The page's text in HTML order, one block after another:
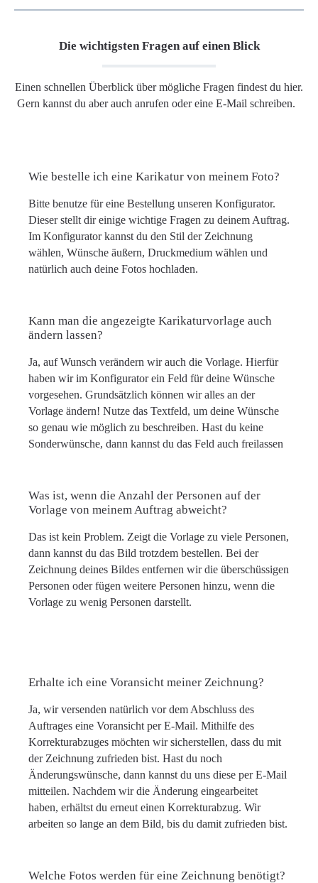
Die wichtigsten Fragen auf einen Blick
Einen schnellen Überblick über mögliche Fragen findest du hier.
Gern kannst du aber auch anrufen oder eine E-Mail schreiben.
Wie bestelle ich eine Karikatur von meinem Foto?
Bitte benutze für eine Bestellung unseren Konfigurator.
Dieser stellt dir einige wichtige Fragen zu deinem Auftrag.
Im Konfigurator kannst du den Stil der Zeichnung
wählen, Wünsche äußern, Druckmedium wählen und
natürlich auch deine Fotos hochladen.
Kann man die angezeigte Karikaturvorlage auch
ändern lassen?
Ja, auf Wunsch verändern wir auch die Vorlage. Hierfür
haben wir im Konfigurator ein Feld für deine Wünsche
vorgesehen. Grundsätzlich können wir alles an der
Vorlage ändern! Nutze das Textfeld, um deine Wünsche
so genau wie möglich zu beschreiben. Hast du keine
Sonderwünsche, dann kannst du das Feld auch freilassen
Was ist, wenn die Anzahl der Personen auf der
Vorlage von meinem Auftrag abweicht?
Das ist kein Problem. Zeigt die Vorlage zu viele Personen,
dann kannst du das Bild trotzdem bestellen. Bei der
Zeichnung deines Bildes entfernen wir die überschüssigen
Personen oder fügen weitere Personen hinzu, wenn die
Vorlage zu wenig Personen darstellt.
Erhalte ich eine Voransicht meiner Zeichnung?
Ja, wir versenden natürlich vor dem Abschluss des
Auftrages eine Voransicht per E-Mail. Mithilfe des
Korrekturabzuges möchten wir sicherstellen, dass du mit
der Zeichnung zufrieden bist. Hast du noch
Änderungswünsche, dann kannst du uns diese per E-Mail
mitteilen. Nachdem wir die Änderung eingearbeitet
haben, erhältst du erneut einen Korrekturabzug. Wir
arbeiten so lange an dem Bild, bis du damit zufrieden bist.
Welche Fotos werden für eine Zeichnung benötigt?